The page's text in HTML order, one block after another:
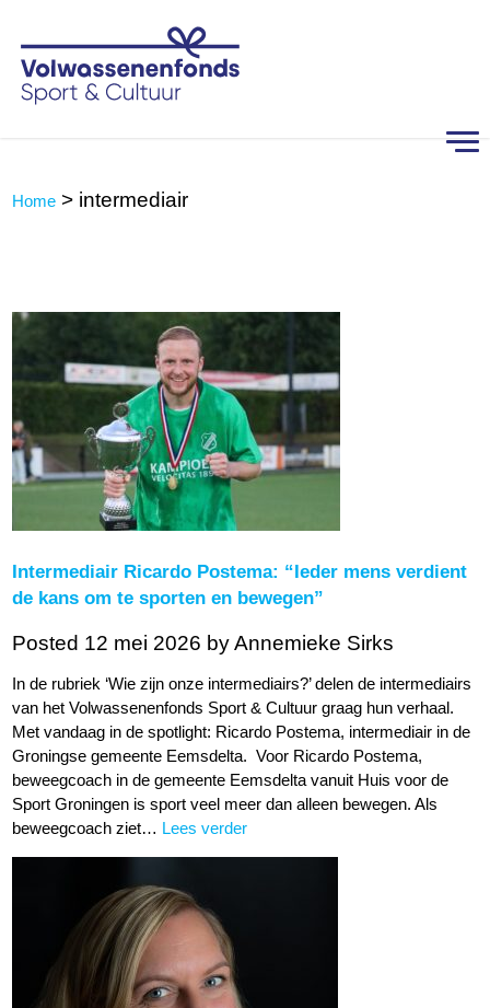
Home > intermediair
Intermediair Ricardo Postema: “Ieder mens verdient
de kans om te sporten en bewegen”
Posted 12 mei 2026 by Annemieke Sirks
In de rubriek ‘Wie zijn onze intermediairs?’ delen de intermediairs
van het Volwassenenfonds Sport & Cultuur graag hun verhaal.
Met vandaag in de spotlight: Ricardo Postema, intermediair in de
Groningse gemeente Eemsdelta. Voor Ricardo Postema,
beweegcoach in de gemeente Eemsdelta vanuit Huis voor de
Sport Groningen is sport veel meer dan alleen bewegen. Als
beweegcoach ziet… Lees verder